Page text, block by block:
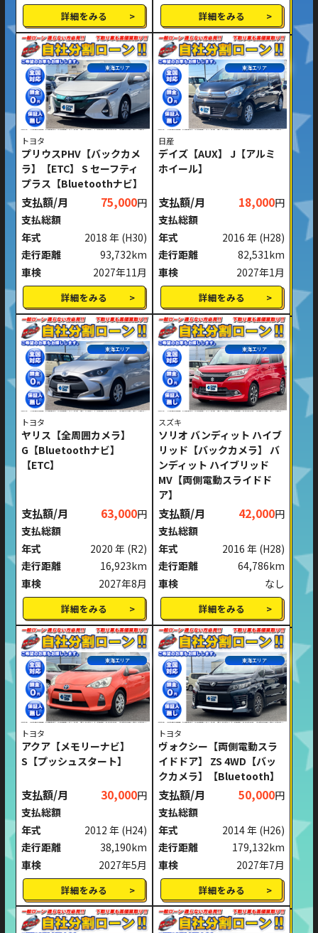
詳細をみる 詳細をみる
東海エリア
トヨタ
プリウスPHV【バックカメ
ラ】【ETC】 S セーフティ
プラス【Bluetoothナビ】
支払額/月 75,000円
支払総額
年式
2018 年 (H30)
走行距離
93,732km
車検
2027年11月
詳細をみる
東海エリア
日産
デイズ【AUX】 J【アルミ
ホイール】
支払額/月 18,000円
支払総額
年式
2016 年 (H28)
走行距離
82,531km
車検
2027年1月
詳細をみる
東海エリア
トヨタ
ヤリス【全周囲カメラ】
G【Bluetoothナビ】
【ETC】
支払額/月 63,000円
支払総額
年式
2020 年 (R2)
走行距離
16,923km
車検
2027年8月
詳細をみる
東海エリア
スズキ
ソリオ バンディット ハイブ
リッド【バックカメラ】 バ
ンディット ハイブリッド
MV【両側電動スライドド
ア】
支払額/月 42,000円
支払総額
年式
2016 年 (H28)
走行距離
64,786km
車検
なし
詳細をみる
東海エリア
トヨタ
アクア【メモリーナビ】
S【プッシュスタート】
支払額/月 30,000円
支払総額
年式
2012 年 (H24)
走行距離
38,190km
車検
2027年5月
詳細をみる
東海エリア
トヨタ
ヴォクシー【両側電動スラ
イドドア】 ZS 4WD【バッ
クカメラ】【Bluetooth】
支払額/月 50,000円
支払総額
年式
2014 年 (H26)
走行距離
179,132km
車検
2027年7月
詳細をみる